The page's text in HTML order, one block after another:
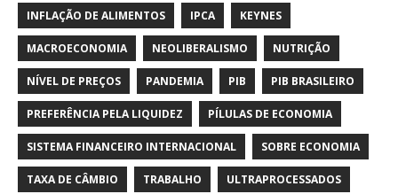
INFLAÇÃO DE ALIMENTOS IPCA KEYNES
MACROECONOMIA NEOLIBERALISMO NUTRIÇÃO
NÍVEL DE PREÇOS PANDEMIA PIB PIB BRASILEIRO
PREFERÊNCIA PELA LIQUIDEZ PÍLULAS DE ECONOMIA
SISTEMA FINANCEIRO INTERNACIONAL SOBRE ECONOMIA
TAXA DE CÂMBIO TRABALHO ULTRAPROCESSADOS